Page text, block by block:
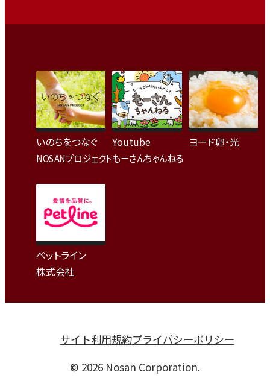
いのちをつなぐ
NOSANプロジェクト
Youtube
もーさんちゃんねる
ヨード卵・光
ペットライン
株式会社
サイト利用規約プライバシーポリシー
© 2026 Nosan Corporation.